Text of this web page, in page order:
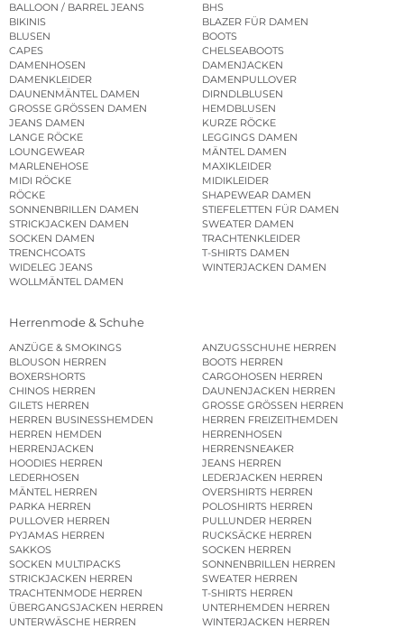
BALLOON / BARREL JEANS
BHS
BIKINIS
BLAZER FÜR DAMEN
BLUSEN
BOOTS
CAPES
CHELSEABOOTS
DAMENHOSEN
DAMENJACKEN
DAMENKLEIDER
DAMENPULLOVER
DAUNENMÄNTEL DAMEN
DIRNDLBLUSEN
GROSSE GRÖSSEN DAMEN
HEMDBLUSEN
JEANS DAMEN
KURZE RÖCKE
LANGE RÖCKE
LEGGINGS DAMEN
LOUNGEWEAR
MÄNTEL DAMEN
MARLENEHOSE
MAXIKLEIDER
MIDI RÖCKE
MIDIKLEIDER
RÖCKE
SHAPEWEAR DAMEN
SONNENBRILLEN DAMEN
STIEFELETTEN FÜR DAMEN
STRICKJACKEN DAMEN
SWEATER DAMEN
SOCKEN DAMEN
TRACHTENKLEIDER
TRENCHCOATS
T-SHIRTS DAMEN
WIDELEG JEANS
WINTERJACKEN DAMEN
WOLLMÄNTEL DAMEN
Herrenmode & Schuhe
ANZÜGE & SMOKINGS
ANZUGSSCHUHE HERREN
BLOUSON HERREN
BOOTS HERREN
BOXERSHORTS
CARGOHOSEN HERREN
CHINOS HERREN
DAUNENJACKEN HERREN
GILETS HERREN
GROSSE GRÖSSEN HERREN
HERREN BUSINESSHEMDEN
HERREN FREIZEITHEMDEN
HERREN HEMDEN
HERRENHOSEN
HERRENJACKEN
HERRENSNEAKER
HOODIES HERREN
JEANS HERREN
LEDERHOSEN
LEDERJACKEN HERREN
MÄNTEL HERREN
OVERSHIRTS HERREN
PARKA HERREN
POLOSHIRTS HERREN
PULLOVER HERREN
PULLUNDER HERREN
PYJAMAS HERREN
RUCKSÄCKE HERREN
SAKKOS
SOCKEN HERREN
SOCKEN MULTIPACKS
SONNENBRILLEN HERREN
STRICKJACKEN HERREN
SWEATER HERREN
TRACHTENMODE HERREN
T-SHIRTS HERREN
ÜBERGANGSJACKEN HERREN
UNTERHEMDEN HERREN
UNTERWÄSCHE HERREN
WINTERJACKEN HERREN